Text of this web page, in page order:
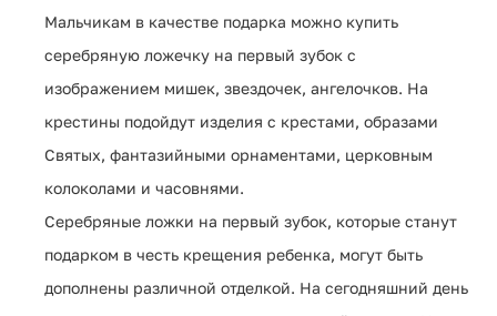
Мальчикам в качестве подарка можно купить
серебряную ложечку на первый зубок с
изображением мишек, звездочек, ангелочков. На
крестины подойдут изделия с крестами, образами
Святых, фантазийными орнаментами, церковным
колоколами и часовнями.
Серебряные ложки на первый зубок, которые станут
подарком в честь крещения ребенка, могут быть
дополнены различной отделкой. На сегодняшний день